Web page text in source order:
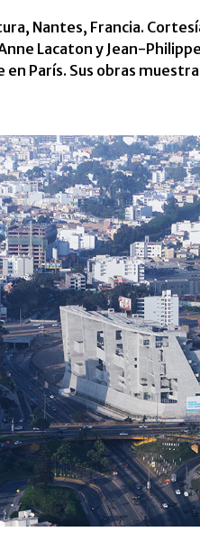
Nantes, Francia.
Lacaton y Jean-
en París. Sus obras